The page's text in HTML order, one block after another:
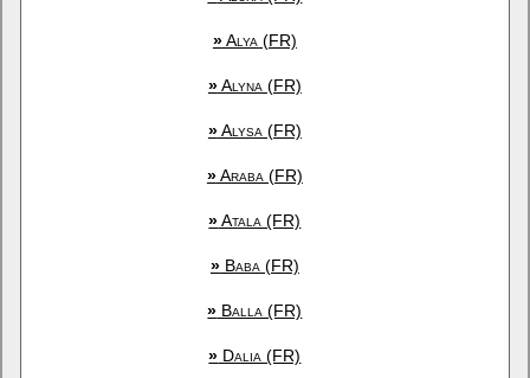
»Alya (FR)
»Alyna (FR)
»Alysa (FR)
»Araba (FR)
»Atala (FR)
»Baba (FR)
» Balla (FR)
» Dalia (FR)